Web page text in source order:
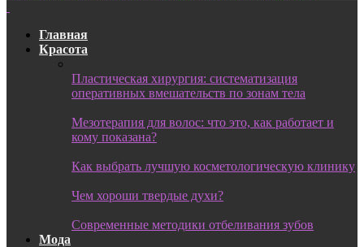
Главная
Красота
Пластическая хирургия: систематизация
оперативных вмешательств по зонам тела
Мезотерапия для волос: что это, как работает и
кому показана?
Как выбрать лучшую косметологическую клинику
Чем хороши твердые духи?
Современные методики отбеливания зубов
Мода